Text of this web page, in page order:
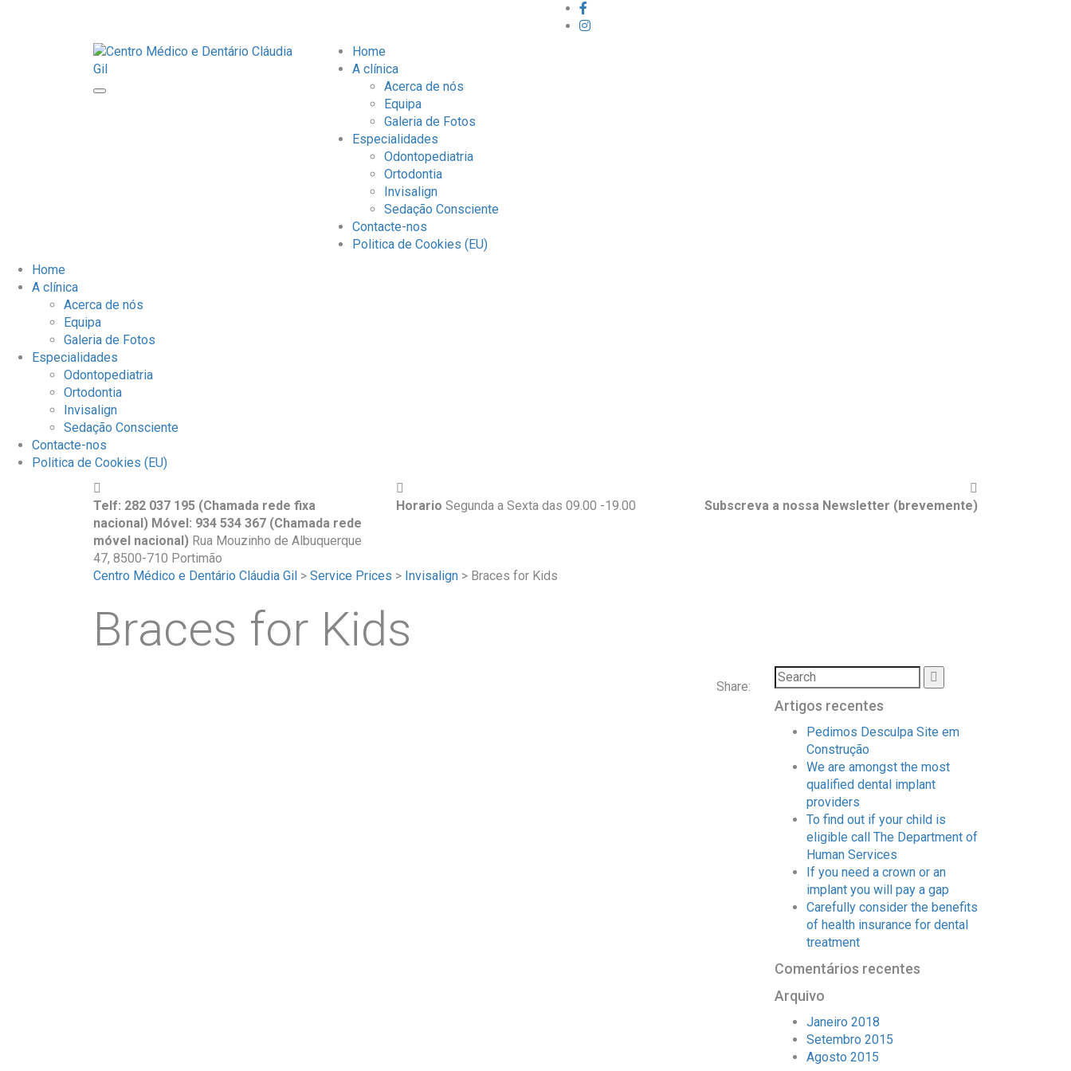
Home
A clínica
Acerca de nós
Equipa
Galeria de Fotos
Especialidades
Odontopediatria
Ortodontia
Invisalign
Sedação Consciente
Contacte-nos
Politica de Cookies (EU)
Home
A clínica
Acerca de nós
Equipa
Galeria de Fotos
Especialidades
Odontopediatria
Ortodontia
Invisalign
Sedação Consciente
Contacte-nos
Politica de Cookies (EU)
Telf: 282 037 195 (Chamada rede fixa
nacional) Móvel: 934 534 367 (Chamada rede
móvel nacional) Rua Mouzinho de Albuquerque
47, 8500-710 Portimão
Horario Segunda a Sexta das 09.00 -19.00 Subscreva a nossa Newsletter (brevemente)
Centro Médico e Dentário Cláudia Gil > Service Prices > Invisalign > Braces for Kids
Braces for Kids
Share:
Artigos recentes
Pedimos Desculpa Site em
Construção
We are amongst the most
qualified dental implant
providers
To find out if your child is
eligible call The Department of
Human Services
If you need a crown or an
implant you will pay a gap
Carefully consider the benefits
of health insurance for dental
treatment
Comentários recentes
Arquivo
Janeiro 2018
Setembro 2015
Agosto 2015